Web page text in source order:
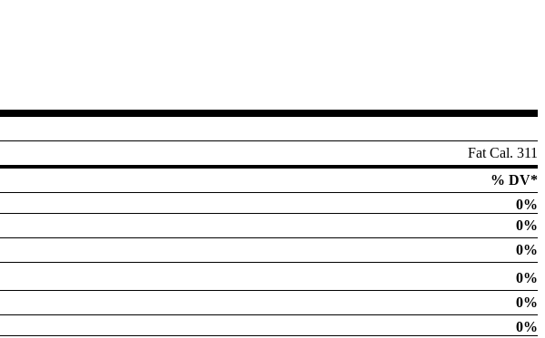
Fat Cal. 311
% DV*
0%
0%
0%
0%
0%
0%